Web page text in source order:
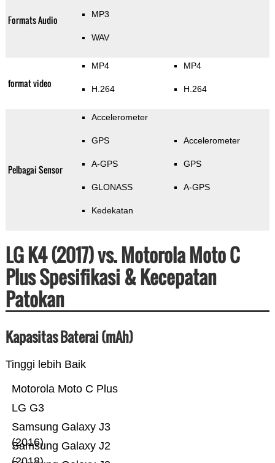
Formats Audio MP3
WAV
format video
MP4
H.264
MP4
H.264
Pelbagai Sensor
Accelerometer
GPS
A-GPS
GLONASS
Kedekatan
Accelerometer
GPS
A-GPS
LG K4 (2017) vs. Motorola Moto C
Plus Spesifikasi & Kecepatan
Patokan
Kapasitas Baterai (mAh)
Tinggi lebih Baik
Samsung Galaxy J2
Samsung Galaxy J3
(2016)
LG G3
Motorola Moto C Plus